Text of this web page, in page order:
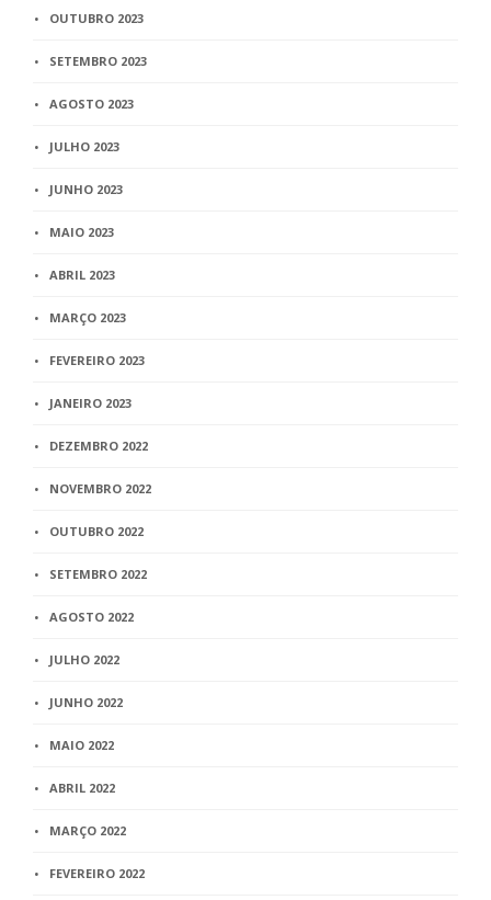
OUTUBRO 2023
SETEMBRO 2023
AGOSTO 2023
JULHO 2023
JUNHO 2023
MAIO 2023
ABRIL 2023
MARÇO 2023
FEVEREIRO 2023
JANEIRO 2023
DEZEMBRO 2022
NOVEMBRO 2022
OUTUBRO 2022
SETEMBRO 2022
AGOSTO 2022
JULHO 2022
JUNHO 2022
MAIO 2022
ABRIL 2022
MARÇO 2022
FEVEREIRO 2022